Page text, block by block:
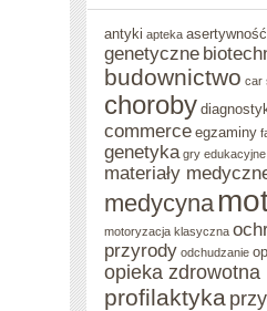
antyki apteka asertywność
genetyczne
budownictwo car
choroby
commerce egzaminy
genetyka gry edukacyjne
materiały
medycyna
motoryzacja klasyczna
przyrody odchudzanie
opieka zdrowotna
profilaktyka